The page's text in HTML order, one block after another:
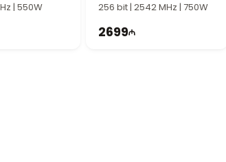
| 550W
256 bit | 2542 MHz | 750W
2699